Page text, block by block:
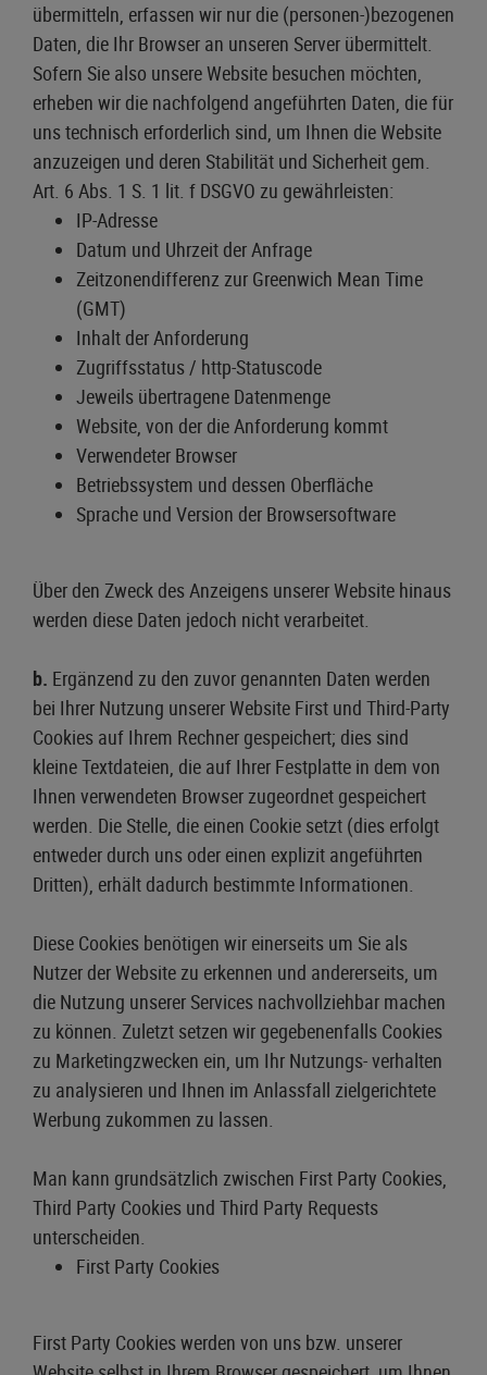
übermitteln, erfassen wir nur die (personen-)bezogenen
Daten, die Ihr Browser an unseren Server übermittelt.
Sofern Sie also unsere Website besuchen möchten,
erheben wir die nachfolgend angeführten Daten, die für
uns technisch erforderlich sind, um Ihnen die Website
anzuzeigen und deren Stabilität und Sicherheit gem.
Art. 6 Abs. 1 S. 1 lit. f DSGVO zu gewährleisten:
IP-Adresse
Datum und Uhrzeit der Anfrage
Zeitzonendifferenz zur Greenwich Mean Time
(GMT)
Inhalt der Anforderung
Zugriffsstatus / http-Statuscode
Jeweils übertragene Datenmenge
Website, von der die Anforderung kommt
Verwendeter Browser
Betriebssystem und dessen Oberfläche
Sprache und Version der Browsersoftware
Über den Zweck des Anzeigens unserer Website hinaus
werden diese Daten jedoch nicht verarbeitet.
b. Ergänzend zu den zuvor genannten Daten werden
bei Ihrer Nutzung unserer Website First und Third-Party
Cookies auf Ihrem Rechner gespeichert; dies sind
kleine Textdateien, die auf Ihrer Festplatte in dem von
Ihnen verwendeten Browser zugeordnet gespeichert
werden. Die Stelle, die einen Cookie setzt (dies erfolgt
entweder durch uns oder einen explizit angeführten
Dritten), erhält dadurch bestimmte Informationen.
Diese Cookies benötigen wir einerseits um Sie als
Nutzer der Website zu erkennen und andererseits, um
die Nutzung unserer Services nachvollziehbar machen
zu können. Zuletzt setzen wir gegebenenfalls Cookies
zu Marketingzwecken ein, um Ihr Nutzungs- verhalten
zu analysieren und Ihnen im Anlassfall zielgerichtete
Werbung zukommen zu lassen.
Man kann grundsätzlich zwischen First Party Cookies,
Third Party Cookies und Third Party Requests
unterscheiden.
First Party Cookies
First Party Cookies werden von uns bzw. unserer